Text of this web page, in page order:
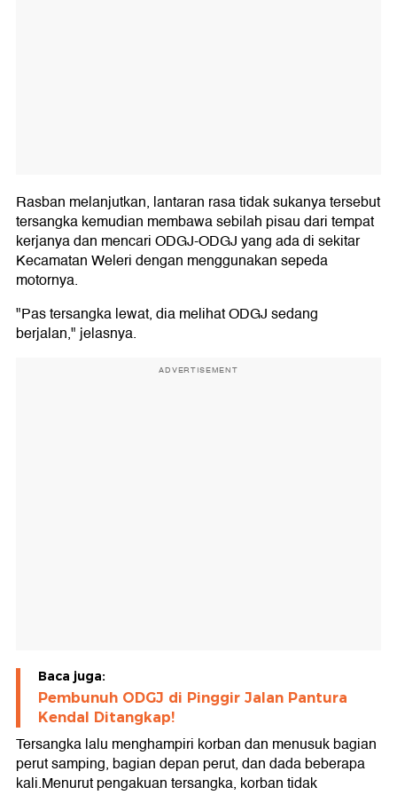
Rasban melanjutkan, lantaran rasa tidak sukanya tersebut
tersangka kemudian membawa sebilah pisau dari tempat
kerjanya dan mencari ODGJ-ODGJ yang ada di sekitar
Kecamatan Weleri dengan menggunakan sepeda
motornya.
"Pas tersangka lewat, dia melihat ODGJ sedang
berjalan," jelasnya.
ADVERTISEMENT
Baca juga:
Pembunuh ODGJ di Pinggir Jalan Pantura
Kendal Ditangkap!
Tersangka lalu menghampiri korban dan menusuk bagian
perut samping, bagian depan perut, dan dada beberapa
kali.Menurut pengakuan tersangka, korban tidak